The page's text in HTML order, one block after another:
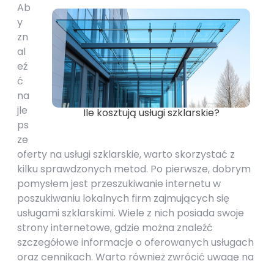
Ile kosztują usługi szklarskie?
Ab
y
zn
al
eź
ć
na
jle
ps
ze
oferty na usługi szklarskie, warto skorzystać z
kilku sprawdzonych metod. Po pierwsze, dobrym
pomysłem jest przeszukiwanie internetu w
poszukiwaniu lokalnych firm zajmujących się
usługami szklarskimi. Wiele z nich posiada swoje
strony internetowe, gdzie można znaleźć
szczegółowe informacje o oferowanych usługach
oraz cennikach. Warto również zwrócić uwagę na